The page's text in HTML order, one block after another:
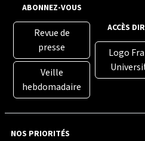
ABONNEZ-VOUS
Revue de
presse
Veille
hebdomadaire
ACCÈS
Logo
NOS PRIORITÉS